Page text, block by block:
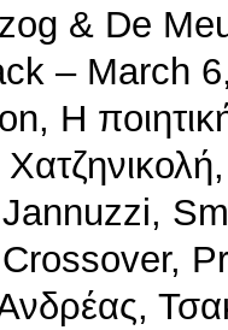
& De
– March
Η